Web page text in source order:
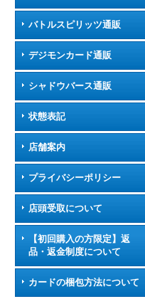
バトルスピリッツ通販
デジモンカード通販
シャドウバース通販
状態表記
店舗案内
プライバシーポリシー
店頭受取について
【初回購入の方限定】返
品・返金制度について
カードの梱包方法について